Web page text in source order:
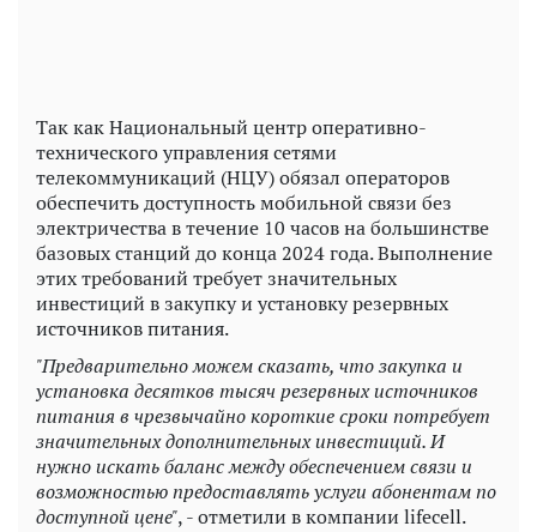
Так как Национальный центр оперативно-
технического управления сетями
телекоммуникаций (НЦУ) обязал операторов
обеспечить доступность мобильной связи без
электричества в течение 10 часов на большинстве
базовых станций до конца 2024 года. Выполнение
этих требований требует значительных
инвестиций в закупку и установку резервных
источников питания.
"Предварительно можем сказать, что закупка и
установка десятков тысяч резервных источников
питания в чрезвычайно короткие сроки потребует
значительных дополнительных инвестиций. И
нужно искать баланс между обеспечением связи и
возможностью предоставлять услуги абонентам по
доступной цене", - отметили в компании lifecell.